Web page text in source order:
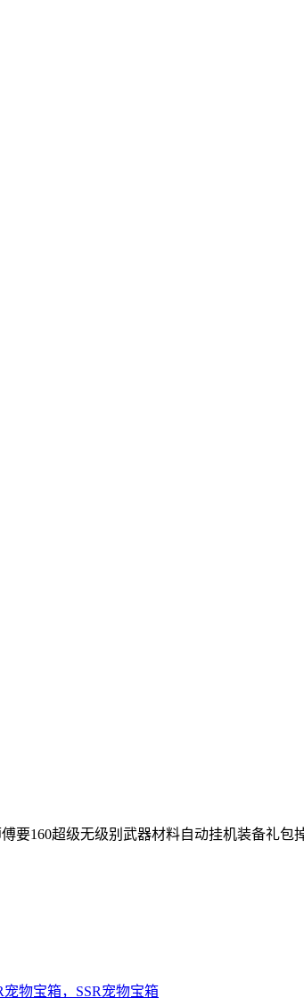
要160超级无级别武器材料自动挂机装备礼
宠物宝箱，SSR宠物宝箱